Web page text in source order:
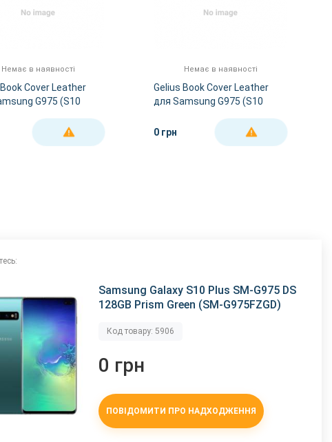
Немає в наявності
Cover Leather
G975 (S10
ДЕТАЛЬНІШЕ
Немає в наявності
Gelius Book Cover Leather
для Samsung G975 (S10
0 грн
ДЕТАЛЬНІШЕ
Samsung Galaxy S10 Plus SM-G975 DS
128GB Prism Green (SM-G975FZGD)
Код товару: 5906
0 грн
ПОВІДОМИТИ ПРО НАДХОДЖЕННЯ